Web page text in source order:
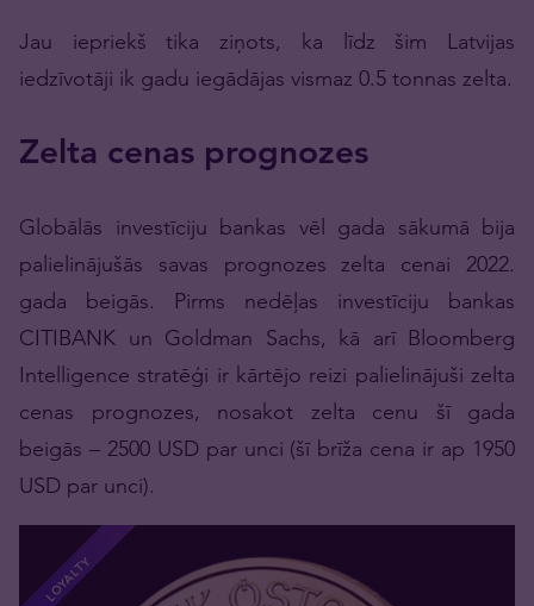
Jau iepriekš tika ziņots, ka līdz šim Latvijas
iedzīvotāji ik gadu iegādājas vismaz 0.5 tonnas zelta.
Zelta cenas prognozes
Globālās investīciju bankas vēl gada sākumā bija
palielinājušās savas prognozes zelta cenai 2022.
gada beigās. Pirms nedēļas investīciju bankas
CITIBANK un Goldman Sachs, kā arī Bloomberg
Intelligence stratēģi ir kārtējo reizi palielinājuši zelta
cenas prognozes, nosakot zelta cenu šī gada
beigās – 2500 USD par unci (šī brīža cena ir ap 1950
USD par unci).
LOYALTY